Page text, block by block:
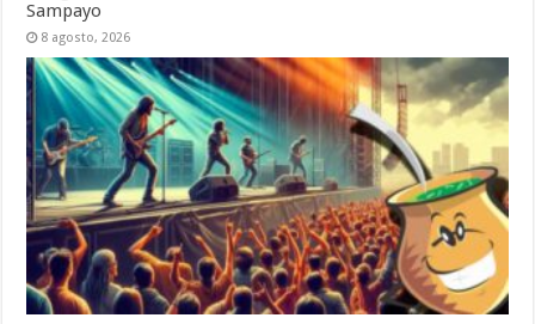
Sampayo
8 agosto, 2026